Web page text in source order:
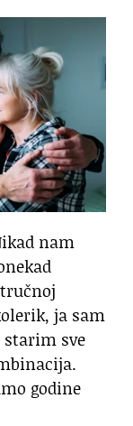
nam
ja sam
sve
godine